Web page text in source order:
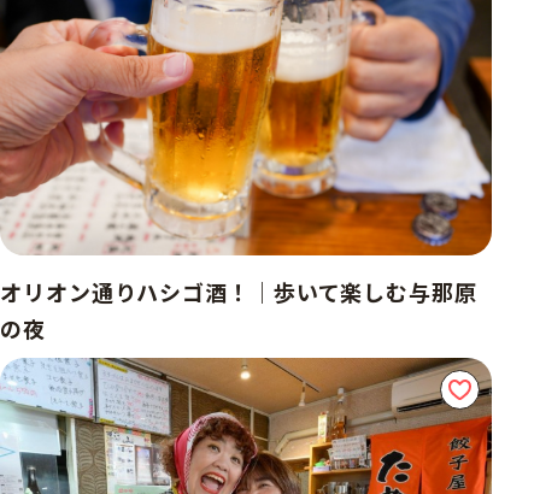
オリオン通りハシゴ酒！｜歩いて楽しむ与那原
の夜